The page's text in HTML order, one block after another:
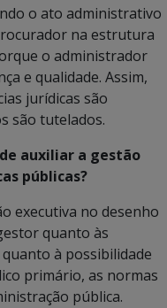
o ato administrativo
na estrutura
o administrador
e qualidade. Assim,
jurídicas são
são tutelados.
auxiliar a gestão
públicas?
executiva no desenho
quanto às
à possibilidade
primário, as normas
pública.